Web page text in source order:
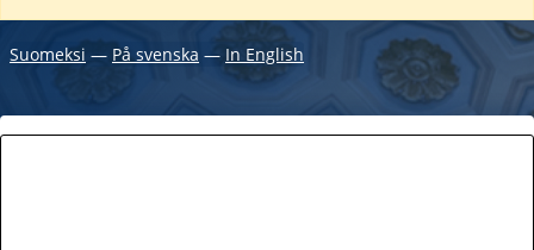
Suomeksi ― På svenska ― In English